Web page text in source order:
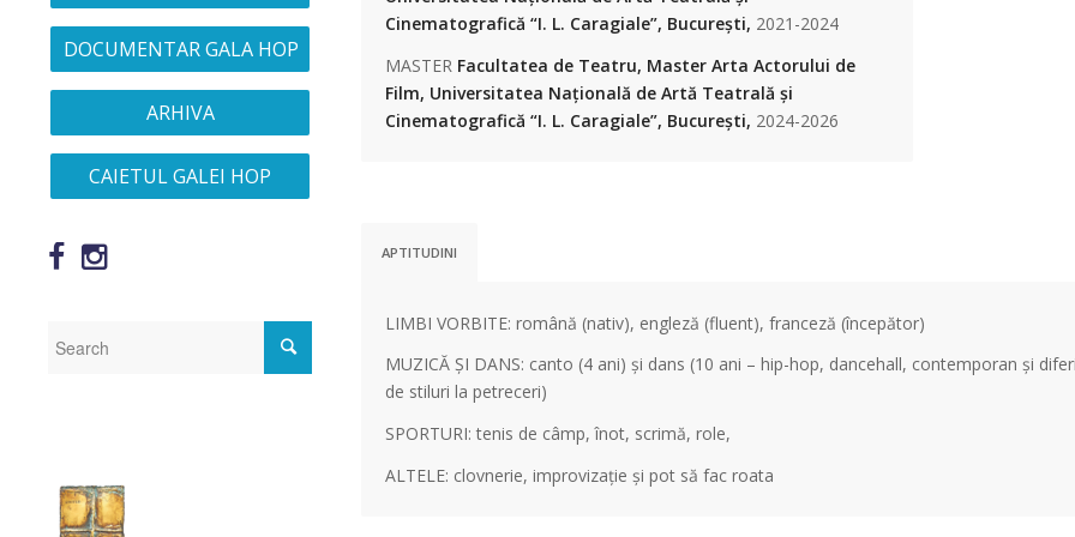
DOCUMENTAR GALA HOP
ARHIVA
CAIETUL GALEI HOP
Cinematografică “I. L. Caragiale”, București, 2021-2024
MASTER Facultatea de Teatru, Master Arta Actorului de
Film, Universitatea Națională de Artă Teatrală și
Cinematografică “I. L. Caragiale”, București, 2024-2026
APTITUDINI
LIMBI VORBITE: română (nativ), engleză (fluent), franceză (începător)
MUZICĂ ȘI DANS: canto (4 ani) și dans (10 ani – hip-hop, dancehall, contemporan și
de stiluri la petreceri)
SPORTURI: tenis de câmp, înot, scrimă, role,
ALTELE: clovnerie, improvizație și pot să fac roata